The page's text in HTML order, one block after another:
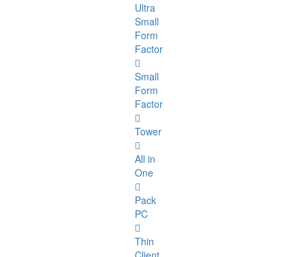
Ultra
Small
Form
Factor
Small
Form
Factor
Tower
All in
One
Pack
PC
Thin